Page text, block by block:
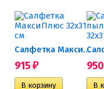
Салфетка МаксиПлюс 32х31 см
915 ₽ 950